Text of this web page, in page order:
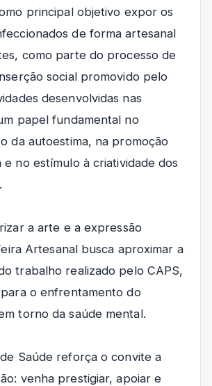
principal objetivo expor os
de forma artesanal
como parte do processo de
social promovido pelo
desenvolvidas nas
papel fundamental no
da autoestima, na promoção
e no estímulo à criatividade dos
a arte e a expressão
Artesanal busca aproximar a
trabalho realizado pelo CAPS,
o enfrentamento do
torno da saúde mental.
Saúde reforça o convite a
venha prestigiar, apoiar e